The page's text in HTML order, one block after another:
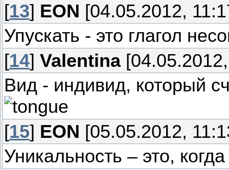
[13] EON [04.05.2012,
Упускать - это глагол
[14] Valentina
Вид - индивид, который
[15] EON [05.05.2012,
Уникальность – это,